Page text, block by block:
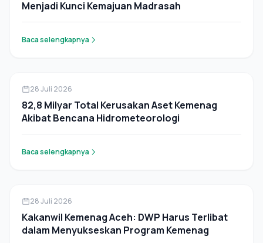
Menjadi Kunci Kemajuan Madrasah
Baca selengkapnya
Berita
28 Juli 2026
82,8 Milyar Total Kerusakan Aset Kemenag
Akibat Bencana Hidrometeorologi
Baca selengkapnya
Berita
28 Juli 2026
Kakanwil Kemenag Aceh: DWP Harus Terlibat
dalam Menyukseskan Program Kemenag